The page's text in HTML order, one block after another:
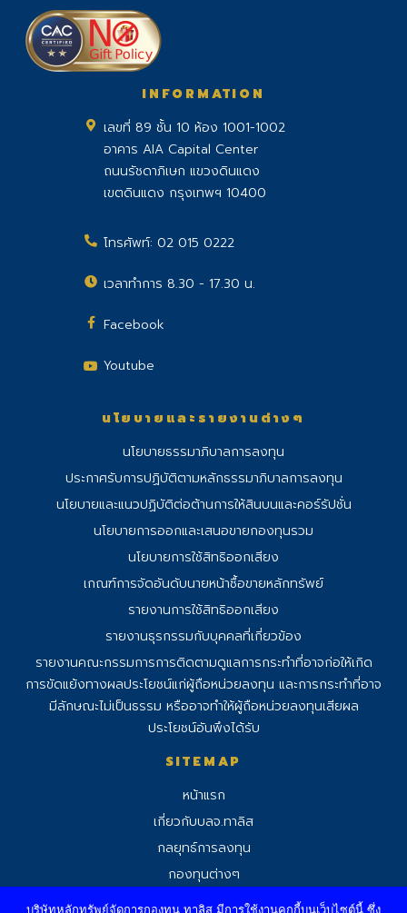
INFORMATION
เลขที่ 89 ชั้น 10 ห้อง 1001-1002
อาคาร AIA Capital Center
ถนนรัชดาภิเษก แขวงดินแดง
เขตดินแดง กรุงเทพฯ 10400
โทรศัพท์: 02 015 0222
เวลาทำการ 8.30 - 17.30 น.
Facebook
Youtube
นโยบายและรายงานต่างๆ
นโยบายธรรมาภิบาลการลงทุน
ประกาศรับการปฏิบัติตามหลักธรรมาภิบาลการลงทุน
นโยบายและแนวปฏิบัติต่อต้านการให้สินบนและคอร์รัปชั่น
นโยบายการออกและเสนอขายกองทุนรวม
นโยบายการใช้สิทธิออกเสียง
เกณฑ์การจัดอันดับนายหน้าซื้อขายหลักทรัพย์
รายงานการใช้สิทธิออกเสียง
รายงานธุรกรรมกับบุคคลที่เกี่ยวข้อง
รายงานคณะกรรมการการติดตามดูแลการกระทําที่อาจก่อให้เกิด
การขัดแย้งทางผลประโยชน์แก่ผู้ถือหน่วยลงทุน และการกระทําที่อาจ
มีลักษณะไม่เป็นธรรม หรืออาจทําให้ผู้ถือหน่วยลงทุนเสียผล
ประโยชน์อันพึงได้รับ
SITEMAP
หน้าแรก
เกี่ยวกับบลจ.ทาลิส
กลยุทธ์การลงทุน
กองทุนต่างๆ
อัพเดทข่าวสาร
บริษัทหลักทรัพย์จัดการกองทุน ทาลิส มีการใช้งานคุกกี้บนเว็บไซต์นี้ ซึ่ง